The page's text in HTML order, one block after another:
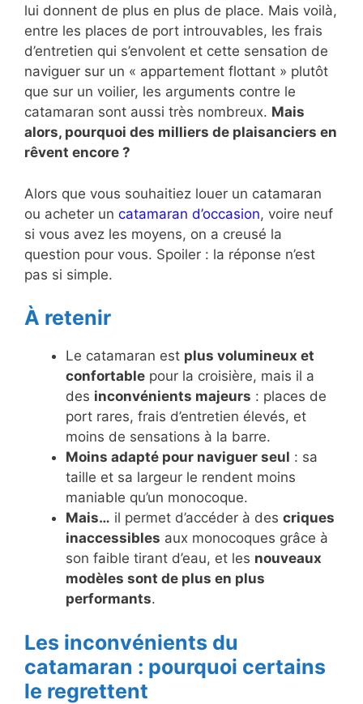
lui donnent de plus en plus de place. Mais voilà,
entre les places de port introuvables, les frais
d’entretien qui s’envolent et cette sensation de
naviguer sur un « appartement flottant » plutôt
que sur un voilier, les arguments contre le
catamaran sont aussi très nombreux. Mais
alors, pourquoi des milliers de plaisanciers en
rêvent encore ?
Alors que vous souhaitiez louer un catamaran
ou acheter un catamaran d’occasion, voire neuf
si vous avez les moyens, on a creusé la
question pour vous. Spoiler : la réponse n’est
pas si simple.
À retenir
Le catamaran est plus volumineux et
confortable pour la croisière, mais il a
des inconvénients majeurs : places de
port rares, frais d’entretien élevés, et
moins de sensations à la barre.
Moins adapté pour naviguer seul : sa
taille et sa largeur le rendent moins
maniable qu’un monocoque.
Mais… il permet d’accéder à des criques
inaccessibles aux monocoques grâce à
son faible tirant d’eau, et les nouveaux
modèles sont de plus en plus
performants.
Les inconvénients du
catamaran : pourquoi certains
le regrettent